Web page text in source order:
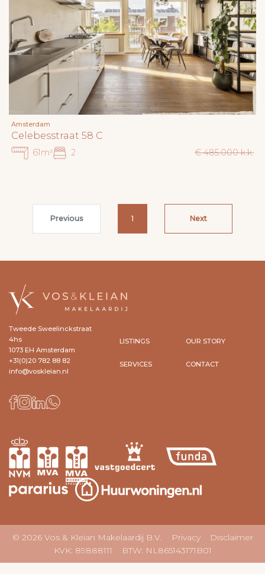
Amsterdam
Celebesstraat 58 C
61m² 2 € 485.000 k.k.
Previous 1 Next
Tweede Sweelinckstraat
4hs
1073 EH Amsterdam
+31(0)20 782 88 82
info@voskleian.nl
LISTINGS
SERVICES
OUR STORY
CONTACT
© 2026 Vos & Kleian Makelaardij B.V. Privacy
Disclaimer
KVK: 89888111 BTW: NL865143171B01